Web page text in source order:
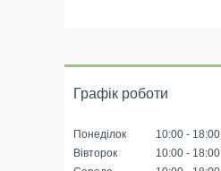
Графік роботи
Понеділок 10:00
18:00
Вівторок
10:00
18:00